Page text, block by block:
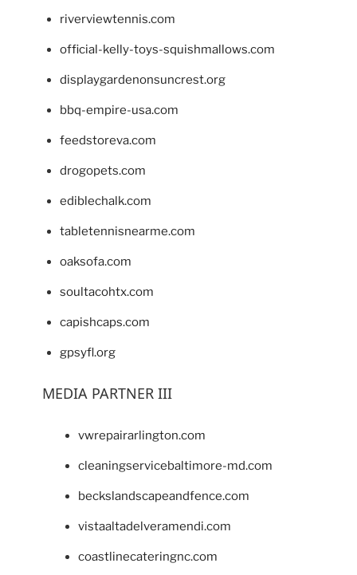
riverviewtennis.com
official-kelly-toys-squishmallows.com
displaygardenonsuncrest.org
bbq-empire-usa.com
feedstoreva.com
drogopets.com
ediblechalk.com
tabletennisnearme.com
oaksofa.com
soultacohtx.com
capishcaps.com
gpsyfl.org
MEDIA PARTNER III
vwrepairarlington.com
cleaningservicebaltimore-md.com
beckslandscapeandfence.com
vistaaltadelveramendi.com
coastlinecateringnc.com